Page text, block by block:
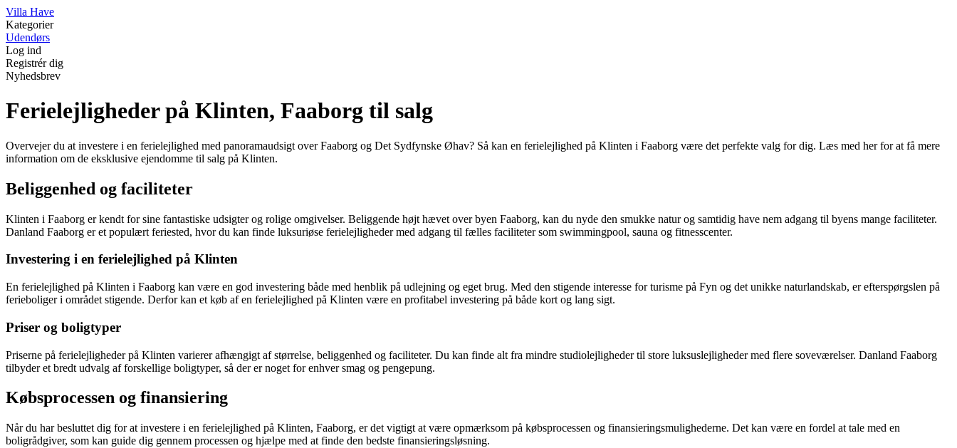
Villa Have
Kategorier
Udendørs
Log ind
Registrér dig
Nyhedsbrev
Ferielejligheder på Klinten, Faaborg til salg
Overvejer du at investere i en ferielejlighed med panoramaudsigt over Faaborg og Det Sydfynske Øhav? Så kan en ferielejlighed på Klinten i Faaborg være det perfekte valg for dig. Læs med her for at få mere
information om de eksklusive ejendomme til salg på Klinten.
Beliggenhed og faciliteter
Klinten i Faaborg er kendt for sine fantastiske udsigter og rolige omgivelser. Beliggende højt hævet over byen Faaborg, kan du nyde den smukke natur og samtidig have nem adgang til byens mange faciliteter.
Danland Faaborg er et populært feriested, hvor du kan finde luksuriøse ferielejligheder med adgang til fælles faciliteter som swimmingpool, sauna og fitnesscenter.
Investering i en ferielejlighed på Klinten
En ferielejlighed på Klinten i Faaborg kan være en god investering både med henblik på udlejning og eget brug. Med den stigende interesse for turisme på Fyn og det unikke naturlandskab, er efterspørgslen på
ferieboliger i området stigende. Derfor kan et køb af en ferielejlighed på Klinten være en profitabel investering på både kort og lang sigt.
Priser og boligtyper
Priserne på ferielejligheder på Klinten varierer afhængigt af størrelse, beliggenhed og faciliteter. Du kan finde alt fra mindre studiolejligheder til store luksuslejligheder med flere soveværelser. Danland Faaborg
tilbyder et bredt udvalg af forskellige boligtyper, så der er noget for enhver smag og pengepung.
Købsprocessen og finansiering
Når du har besluttet dig for at investere i en ferielejlighed på Klinten, Faaborg, er det vigtigt at være opmærksom på købsprocessen og finansieringsmulighederne. Det kan være en fordel at tale med en
boligrådgiver, som kan guide dig gennem processen og hjælpe med at finde den bedste finansieringsløsning.